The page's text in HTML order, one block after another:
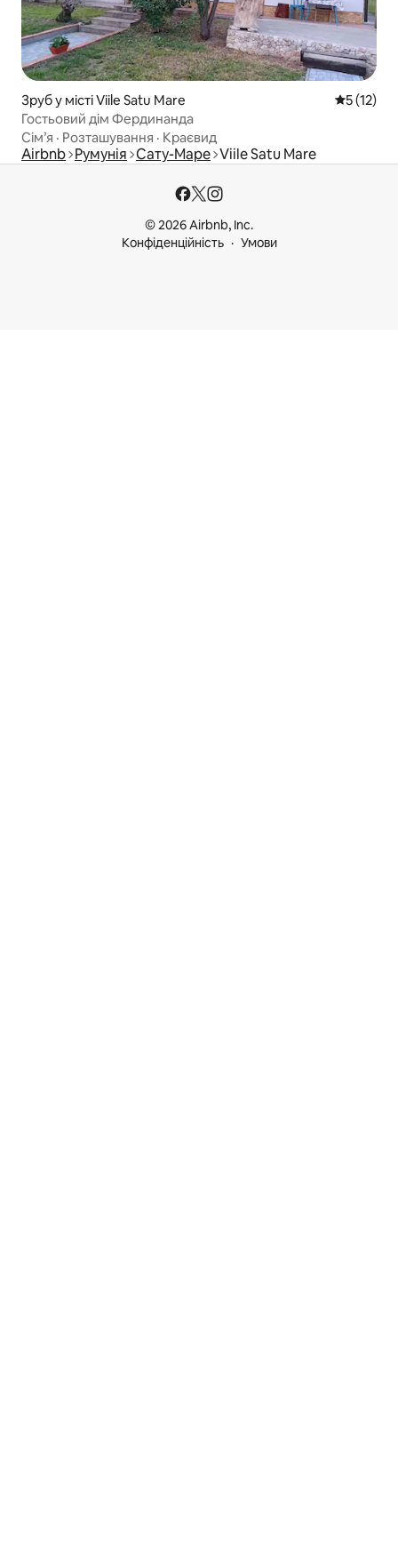
Зруб у місті Viile Satu Mare Середня
5 (12)
Гостьовий дім Фердинанда
Сім’я · Розташування · Краєвид
Airbnb Румунія Сату-Маре Viile Satu Mare
© 2026 Airbnb, Inc.
Конфіденційність
Умови